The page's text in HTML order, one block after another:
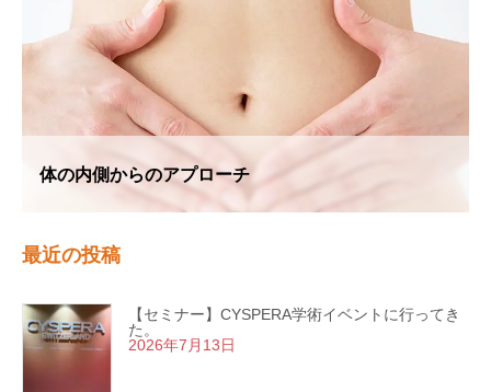
体の内側からのアプローチ
最近の投稿
【セミナー】CYSPERA学術イベントに行ってき
た。
2026年7月13日